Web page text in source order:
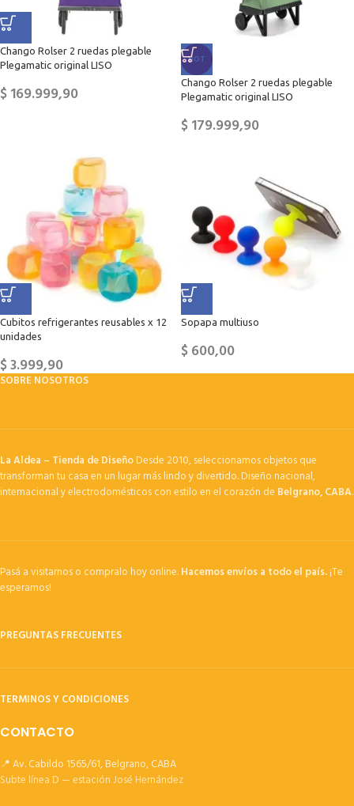
Chango Rolser 2 ruedas plegable
Plegamatic original LISO
$169.999,90
HOT
Chango Rolser 2 ruedas plegable
Plegamatic original LISO
$179.999,90
Cubitos refrigerantes reusables x 12
unidades
$3.999,90
Sopapa multiuso
$600,00
SOBRE NOSOTROS
La Aldea – Tienda de DiseñoDesde 2010, seleccionamos objetos que
transforman tu casa en un lugar más lindo y divertido. Diseño nacional,
internacional y electrodomésticos con estilo en el corazón de Belgrano, CABA.
Pasá a visitarnos o compralo hoy online.Hacemos envíos a todo el país.¡Te
esperamos!
PREGUNTAS FRECUENTES
TERMINOS Y CONDICIONES
CONTACTO
📍 Av. Cabildo 1565/61, Belgrano, CABA
Subte línea D — estación José Hernández